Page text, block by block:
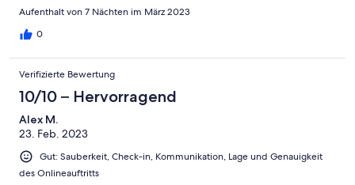
Verfügung und in dem Lesezimmer stand Lektüre bereit. Auf
bewegen und für die täglichen Gassigänge, waren es nur ein
den Seeadler und viele interessante Wasservögel beobachten.
Wer die Natur und Ruhe genießen will, ist in diesem Haus sehr
gut untergebracht. Das Grenzhus in Schlagsdorf war sehr
interessant und lehrreich. Junge, deutsche Geschichte, hautnah
erlebbar gemacht. Abwechslung brachten auch die Ausflüge
nach Ratzeburg und Lübeck. Die Vermieter waren jederzeit für
uns erreichbar und haben zeitnah auf Fragen geantwortet. Wir
würden jederzeit wieder, unseren Urlaub in diesem Ferienhaus
verbringen.
Aufenthalt von 7 Nächten im März 2023
0
Verifizierte Bewertung
10/10 – Hervorragend
Alex M.
23. Feb. 2023
Gut: Sauberkeit, Check-in, Kommunikation, Lage und Genauigkeit
des Onlineauftritts